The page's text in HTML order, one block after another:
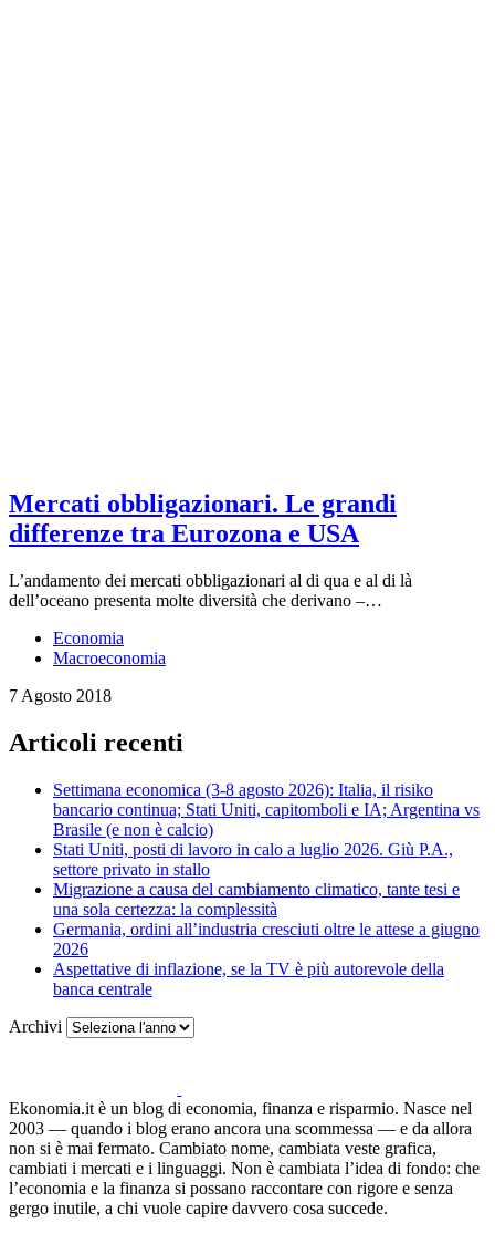
Mercati obbligazionari. Le grandi
differenze tra Eurozona e USA
L’andamento dei mercati obbligazionari al di qua e al di là
dell’oceano presenta molte diversità che derivano –…
Economia
Macroeconomia
7 Agosto 2018
Articoli recenti
Settimana economica (3-8 agosto 2026): Italia, il risiko
bancario continua; Stati Uniti, capitomboli e IA; Argentina vs
Brasile (e non è calcio)
Stati Uniti, posti di lavoro in calo a luglio 2026. Giù P.A.,
settore privato in stallo
Migrazione a causa del cambiamento climatico, tante tesi e
una sola certezza: la complessità
Germania, ordini all’industria cresciuti oltre le attese a giugno
2026
Aspettative di inflazione, se la TV è più autorevole della
banca centrale
Archivi
Ekonomia.it è un blog di economia, finanza e risparmio. Nasce nel
2003 — quando i blog erano ancora una scommessa — e da allora
non si è mai fermato. Cambiato nome, cambiata veste grafica,
cambiati i mercati e i linguaggi. Non è cambiata l’idea di fondo: che
l’economia e la finanza si possano raccontare con rigore e senza
gergo inutile, a chi vuole capire davvero cosa succede.